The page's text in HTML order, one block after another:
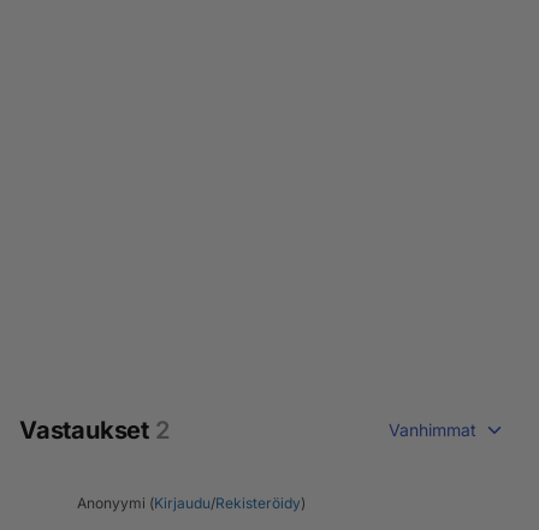
Vastaukset 2 Vanhimmat
Anonyymi (Kirjaudu/Rekisteröidy)